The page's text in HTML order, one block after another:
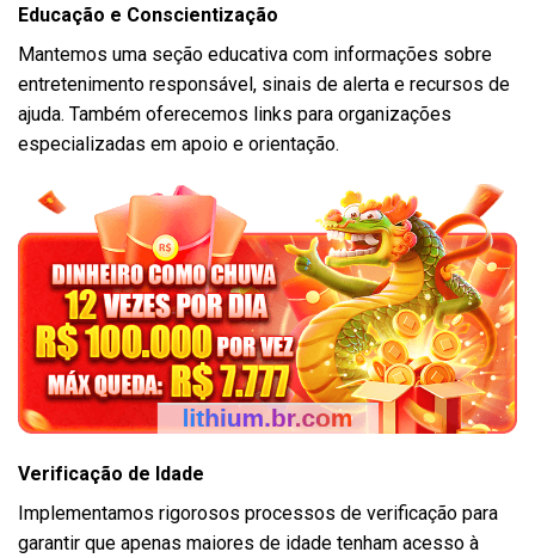
Educação e Conscientização
Mantemos uma seção educativa com informações sobre
entretenimento responsável, sinais de alerta e recursos de
ajuda. Também oferecemos links para organizações
especializadas em apoio e orientação.
Verificação de Idade
Implementamos rigorosos processos de verificação para
garantir que apenas maiores de idade tenham acesso à